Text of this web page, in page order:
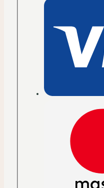
Kuscheldecke